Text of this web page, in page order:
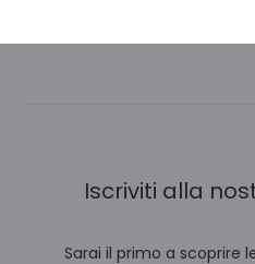
Iscriviti alla
Sarai il primo a scoprire